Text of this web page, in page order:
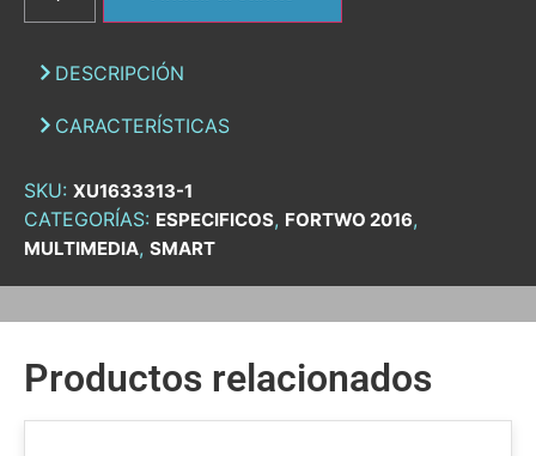
DESCRIPCIÓN
CARACTERÍSTICAS
SKU: XU1633313-1
CATEGORÍAS: ESPECIFICOS, FORTWO 2016,
MULTIMEDIA, SMART
Productos relacionados